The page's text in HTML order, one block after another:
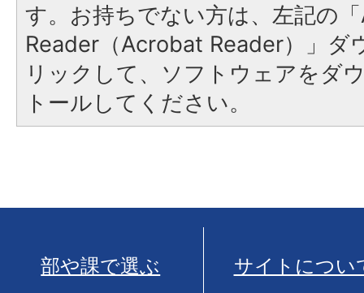
す。お持ちでない方は、左記の
Reader（Acrobat Reader）」ダ
リックして、ソフトウェアをダ
トールしてください。
部や課で選ぶ サイトについ